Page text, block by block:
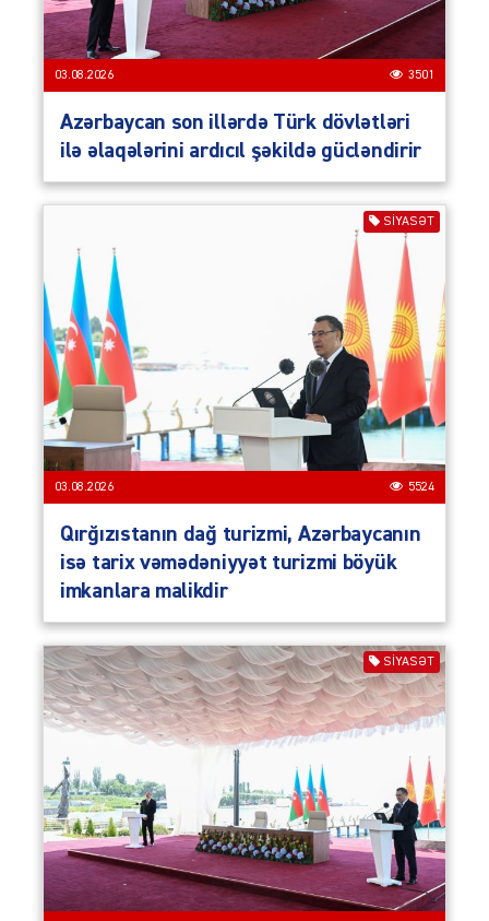
03.08.2026 3501
Azərbaycan son illərdə Türk dövlətləri
ilə əlaqələrini ardıcıl şəkildə gücləndirir
SIYASƏT
03.08.2026 5524
Qırğızıstanın dağ turizmi, Azərbaycanın
isə tarix vəmədəniyyət turizmi böyük
imkanlara malikdir
SIYASƏT